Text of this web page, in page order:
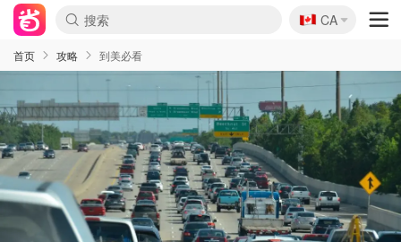
🇨🇦
CA
首页 攻略 到美必看